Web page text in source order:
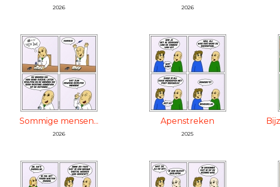
2026 2026
Sommige mensen...
2026
Apenstreken
2025